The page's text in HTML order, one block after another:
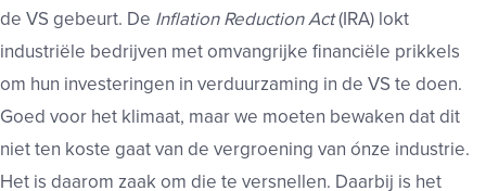
de VS gebeurt. De Inflation Reduction Act(IRA) lokt
industriële bedrijven met omvangrijke financiële prikkels
om hun investeringen in verduurzaming in de VS te doen.
Goed voor het klimaat, maar we moeten bewaken dat dit
niet ten koste gaat van de vergroening van ónze industrie.
Het is daarom zaak om die te versnellen. Daarbij is het